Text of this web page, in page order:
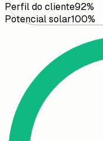
Perfil do cliente92%
Potencial solar100%